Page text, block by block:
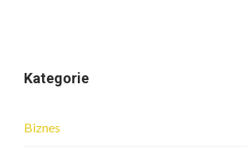
Kategorie
Biznes